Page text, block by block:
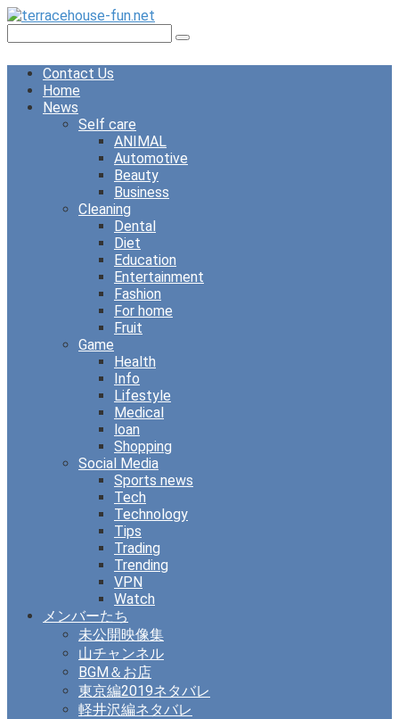
Skip
content
Contact Us
Home
News
Self care
ANIMAL
Automotive
Beauty
Business
Cleaning
Dental
Diet
Education
Entertainment
Fashion
For home
Fruit
Game
Health
Info
Lifestyle
Medical
loan
Shopping
Social Media
Sports news
Tech
Technology
Tips
Trading
Trending
VPN
Watch
メンバーたち
未公開映像集
山チャンネル
BGM＆お店
東京編2019ネタバレ
軽井沢編ネタバレ